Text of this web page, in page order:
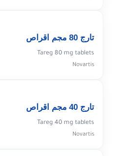
تارج 80 مجم اقراص
Tareg 80 mg tablets
Novartis
تارج 40 مجم اقراص
Tareg 40 mg tablets
Novartis